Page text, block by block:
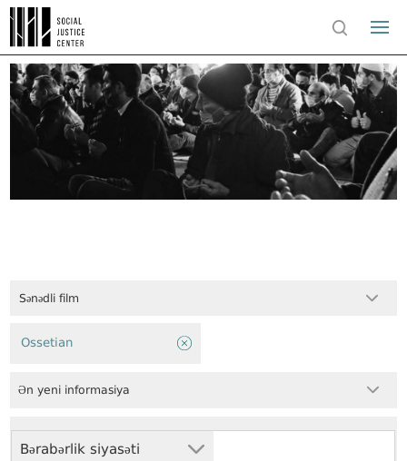
Sənədli film
Bərabərlik siyasəti
Ossetian
Ən yeni informasiya